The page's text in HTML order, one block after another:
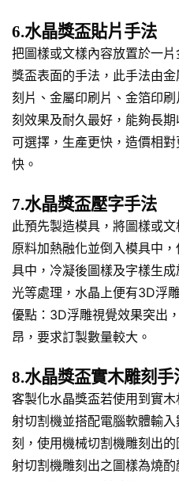
6.水晶獎盃貼片手法
把圖樣或文樣內容放置於一
獎盃表面的手法，此手法由
刻片、金屬印刷片、金箔印
刻效果及耐久最好，能夠長
可選擇，生產更快，造價相
快。
7.水晶獎盃壓字手法
此預先製造模具，將圖樣或
原料加熱融化並倒入模具中
具中，冷凝後圖樣及字樣生
光等處理，水晶上便有3D浮
優點：3D浮雕視覺效果突出
昂，要求訂製數量較大。
8.水晶獎盃實木雕刻手
客製化水晶獎盃若使用到實
射切割機並搭配電腦軟體輸
刻，使用機械切割機雕刻出
射切割機雕刻出之圖樣為燒